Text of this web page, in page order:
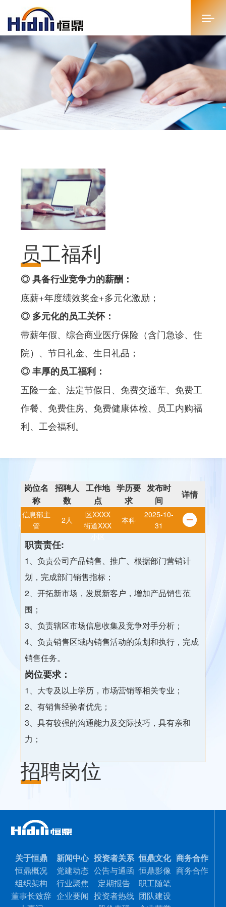
首页
关于恒鼎
新闻中心
商务合作
人才招聘
员工福利
◎ 具备行业竞争力的薪酬：
底薪+年度绩效奖金+多元化激励；
◎ 多元化的员工关怀：
带薪年假、综合商业医疗保险（含门急诊、住
院）、节日礼金、生日礼品；
◎ 丰厚的员工福利：
五险一金、法定节假日、免费交通车、免费工
作餐、免费住房、免费健康体检、员工内购福
利、工会福利。
招聘岗位
岗位名
称
招聘人
数
工作地
点
学历要
求
发布时
间
详情
信息部主
管
2人
XX市XXX
区XXXX
街道XXX
本科
2025-10-
31
职责责任:
1、负责公司产品销售、推广、根据部门营销计
划，完成部门销售指标；
2、开拓新市场，发展新客户，增加产品销售范
围；
3、负责辖区市场信息收集及竞争对手分析；
4、负责销售区域内销售活动的策划和执行，完成
销售任务。
岗位要求：
1、大专及以上学历，市场营销等相关专业；
2、有销售经验者优先；
3、具有较强的沟通能力及交际技巧，具有亲和
力；
关于恒鼎
恒鼎概况
组织架构
董事长致辞
新闻中心
党建动态
行业聚焦
企业要闻
投资者关系
公告与通函
定期报告
投资者热线
恒鼎文化
恒鼎影像
职工随笔
团队建设
商务合作
商务合作